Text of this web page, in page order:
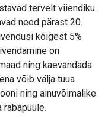
tervelt viiendiku
need pärast 20.
kõigest 5%
on
ning kaevandada
võib välja tuua
ning ainuvõimalike